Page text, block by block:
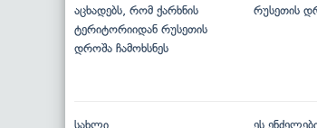
აცხადებს, რომ ქარხნის
ტერიტორიიდან რუსეთის
დროშა ჩამოხსნეს
რუსეთის
სახლი ეს